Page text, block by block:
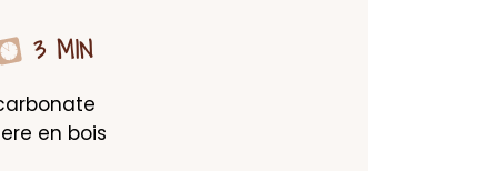
3 MIN
en bois